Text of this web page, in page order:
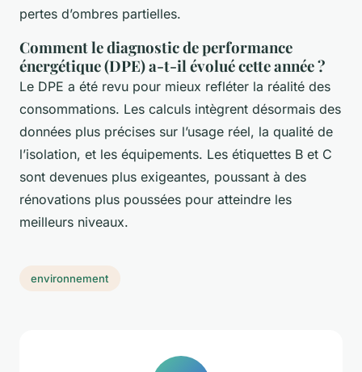
pertes d’ombres partielles.
Comment le diagnostic de performance
énergétique (DPE) a-t-il évolué cette année ?
Le DPE a été revu pour mieux refléter la réalité des
consommations. Les calculs intègrent désormais des
données plus précises sur l’usage réel, la qualité de
l’isolation, et les équipements. Les étiquettes B et C
sont devenues plus exigeantes, poussant à des
rénovations plus poussées pour atteindre les
meilleurs niveaux.
environnement